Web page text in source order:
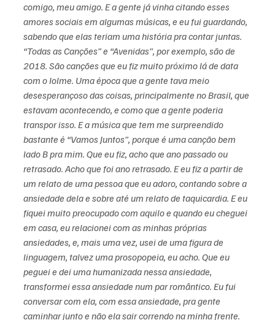
comigo, meu amigo. E a gente já vinha citando esses
amores sociais em algumas músicas, e eu fui guardando,
sabendo que elas teriam uma história pra contar juntas.
“Todas as Canções” e “Avenidas”, por exemplo, são de
2018. São canções que eu fiz muito próximo lá de data
com o Iolme. Uma época que a gente tava meio
desesperançoso das coisas, principalmente no Brasil, que
estavam acontecendo, e como que a gente poderia
transpor isso. E a música que tem me surpreendido
bastante é “Vamos Juntos”, porque é uma canção bem
lado B pra mim. Que eu fiz, acho que ano passado ou
retrasado. Acho que foi ano retrasado. E eu fiz a partir de
um relato de uma pessoa que eu adoro, contando sobre a
ansiedade dela e sobre até um relato de taquicardia. E eu
fiquei muito preocupado com aquilo e quando eu cheguei
em casa, eu relacionei com as minhas próprias
ansiedades, e, mais uma vez, usei de uma figura de
linguagem, talvez uma prosopopeia, eu acho. Que eu
peguei e dei uma humanizada nessa ansiedade,
transformei essa ansiedade num par romântico. Eu fui
conversar com ela, com essa ansiedade, pra gente
caminhar junto e não ela sair correndo na minha frente.